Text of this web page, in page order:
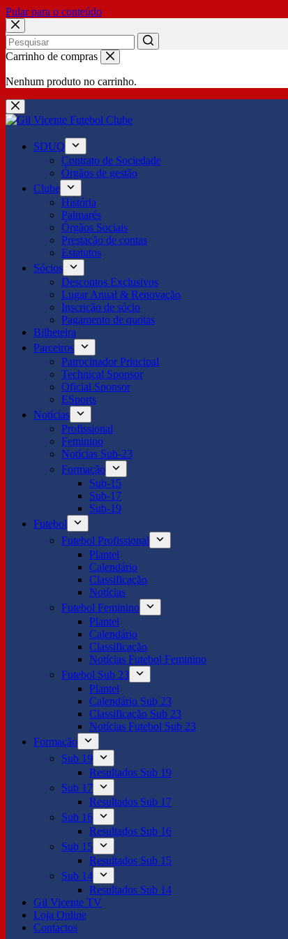
Pular para o conteúdo
No
Carrinho de compras
Nenhum produto no carrinho.
SDUQ
Contrato de Sociedade
Órgãos de gestão
Clube
História
Palmarés
Órgãos Sociais
Prestação de contas
Estatutos
Sócios
Descontos Exclusivos
Lugar Anual & Renovação
Inscrição de sócio
Pagamento de quotas
Bilheteira
Parceiros
Patrocinador Principal
Technical Sponsor
Oficial Sponsor
ESports
Notícias
Profissional
Feminino
Notícias Sub-23
Formação
Sub-15
Sub-17
Sub-19
Futebol
Futebol Profissional
Plantel
Calendário
Classificação
Notícias
Futebol Feminino
Plantel
Calendário
Classificação
Notícias Futebol Feminino
Futebol Sub 23
Plantel
Calendário Sub 23
Classificação Sub 23
Notícias Futebol Sub 23
Formação
Sub 19
Resultados Sub 19
Sub 17
Resultados Sub 17
Sub 16
Resultados Sub 16
Sub 15
Resultados Sub 15
Sub 14
Resultados Sub 14
Gil Vicente TV
Loja Online
Contactos